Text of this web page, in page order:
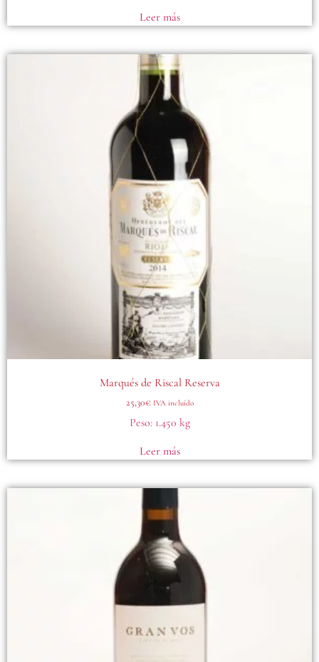
Leer más
Marqués de Riscal Reserva
25,30€ IVA incluído
Peso:1.450 kg
Leer más